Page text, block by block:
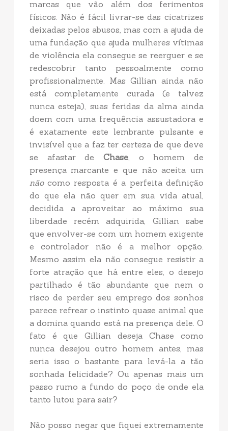
marcas que vão além dos ferimentos
físicos. Não é fácil livrar-se das cicatrizes
deixadas pelos abusos, mas com a ajuda de
uma fundação que ajuda mulheres vítimas
de violência ela consegue se reerguer e se
redescobrir tanto pessoalmente como
profissionalmente. Mas Gillian ainda não
está completamente curada (e talvez
nunca esteja), suas feridas da alma ainda
doem com uma frequência assustadora e
é exatamente este lembrante pulsante e
invisível que a faz ter certeza de que deve
se afastar deChase, o homem de
presença marcante e que não aceita um
nãocomo resposta é a perfeita definição
do que ela não quer em sua vida atual,
decidida a aproveitar ao máximo sua
liberdade recém adquirida, Gillian sabe
que envolver-se com um homem exigente
e controlador não é a melhor opção.
Mesmo assim ela não consegue resistir a
forte atração que há entre eles, o desejo
partilhado é tão abundante que nem o
risco de perder seu emprego dos sonhos
parece refrear o instinto quase animal que
a domina quando está na presença dele. O
fato é que Gillian deseja Chase como
nunca desejou outro homem antes, mas
seria isso o bastante para levá-la a tão
sonhada felicidade? Ou apenas mais um
passo rumo a fundo do poço de onde ela
tanto lutou para sair?
Não posso negar que fiquei extremamente